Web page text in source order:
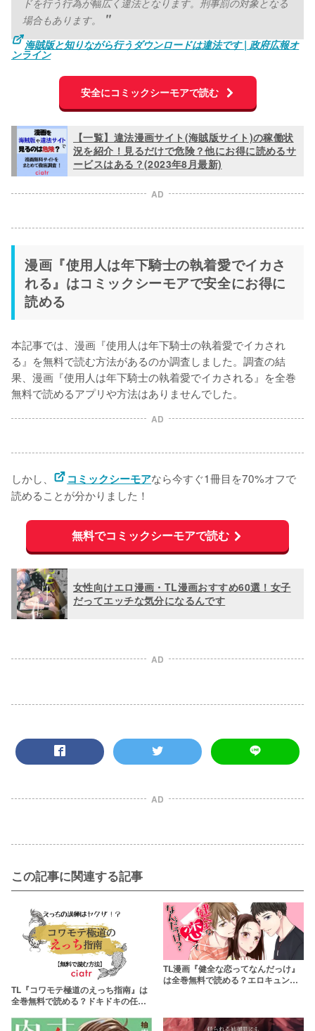
場合もあります。
海賊版と知りながら行うダウンロードは違法です | 政府広報オ
ンライン
安全にコミックシーモアで読む
【一覧】違法漫画サイト(海賊版サイト)の稼働状
況を紹介！見るだけで危険？他にお得に読めるサ
ービスはある？(2023年8月最新)
AD
漫画『使用人は年下騎士の執着愛でイカさ
れる』はコミックシーモアで安全にお得に
読める
本記事では、漫画『使用人は年下騎士の執着愛でイカされ
る』を無料で読む方法があるのか調査しました。調査の結
果、漫画『使用人は年下騎士の執着愛でイカされる』を全巻
無料で読めるアプリや方法はありませんでした。
AD
しかし、 コミックシーモアなら今すぐ1冊目を70%オフで
読めることが分かりました！
無料でコミックシーモアで読む
女性向けエロ漫画・TL漫画おすすめ60選！女子
だってエッチな気分になるんです
AD
AD
この記事に関連する記事
TL『コワモテ極道のえっち指南』は
全巻無料で読める？ドキドキの任侠
TL漫画『健全な恋ってなんだっけ』
は全巻無料で読める？エロキュンな